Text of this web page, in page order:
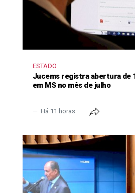
ESTADO
Jucems registra abertura de
em MS no mês de julho
Há 11 horas